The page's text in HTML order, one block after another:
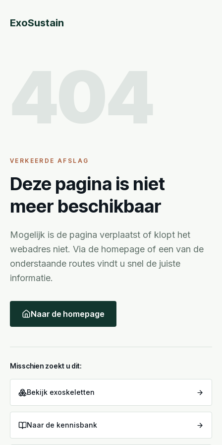
ExoSustain
404
VERKEERDE AFSLAG
Deze pagina is niet
meer beschikbaar
Mogelijk is de pagina verplaatst of klopt het
webadres niet. Via de homepage of een van de
onderstaande routes vindt u snel de juiste
informatie.
Naar de homepage
Misschien zoekt u dit:
Bekijk exoskeletten
Naar de kennisbank